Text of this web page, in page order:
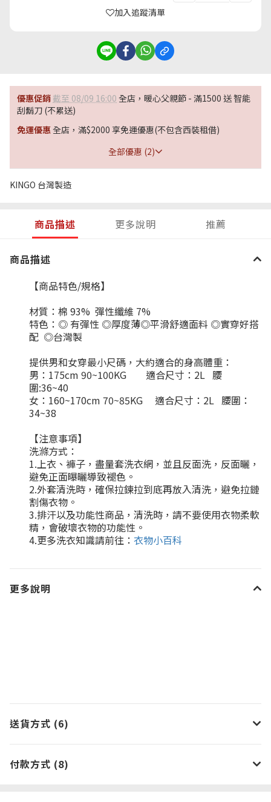
加入追蹤清單
優惠促銷 截至 08/09 16:00 全店，暖心父親節 - 滿1500 送 智能
刮鬍刀 (不累送)
免運優惠全店，滿$2000 享免運優惠(不包含西裝租借)
全部優惠 (2)
KINGO 台灣製造
商品描述 更多說明 推薦
商品描述
【商品特色/規格】
材質：棉 93% 彈性纖維 7%
特色： ◎ 有彈性 ◎厚度薄◎平滑舒適面料 ◎實穿好搭
配 ◎台灣製
提供男和女穿最小尺碼，大約適合的身高體重：
男： 175cm 90~100KG 適合尺寸： 2L 腰
圍:36~40
女： 160~170cm 70~85KG 適合尺寸： 2L 腰圍：
34~38
【注意事項】
洗滌方式：
1. 上衣、褲子，盡量套洗衣網，並且反面洗，反面曬，
避免正面曝曬導致褪色。
2.外套清洗時，確保拉鍊拉到底再放入清洗，避免拉鏈
割傷衣物。
3.排汗以及功能性商品，清洗時，請不要使用衣物柔軟
精，會破壞衣物的功能性。
4.更多洗衣知識請前往：衣物小百科
更多說明
送貨方式 (6)
付款方式 (8)